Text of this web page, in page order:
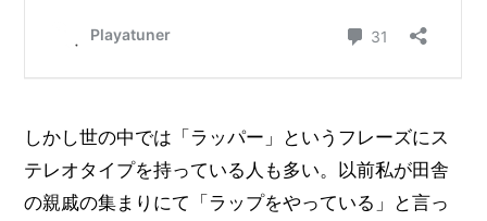
しかし世の中では「ラッパー」というフレーズにス
テレオタイプを持っている人も多い。以前私が田舎
の親戚の集まりにて「ラップをやっている」と言っ